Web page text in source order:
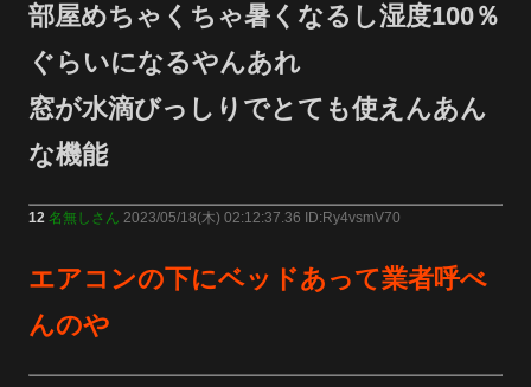
部屋めちゃくちゃ暑くなるし湿度100％
ぐらいになるやんあれ
窓が水滴びっしりでとても使えんあん
な機能
12 名無しさん 2023/05/18(木) 02:12:37.36 ID:Ry4vsmV70
エアコンの下にベッドあって業者呼べ
んのや